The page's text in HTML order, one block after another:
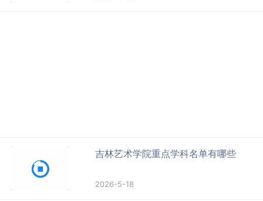
吉林艺术学院重点学科名单有哪些
2026-5-18